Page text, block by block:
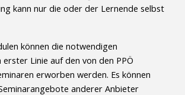
kann nur die oder der Lernende selbst
können die notwendigen
erster Linie auf den von den PPÖ
erworben werden. Es können
anderer Anbieter